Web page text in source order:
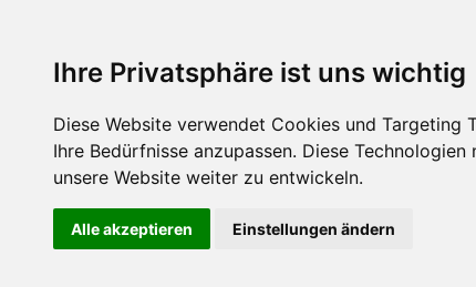
Ihre Privatsphäre ist uns wichtig
Diese Website verwendet Cookies und Targeting
Ihre Bedürfnisse anzupassen. Diese
unsere Website weiter zu entwickeln.
Alle akzeptieren Einstellungen ändern